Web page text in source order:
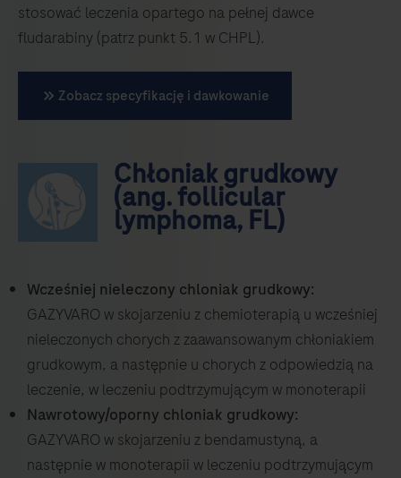
stosować leczenia opartego na pełnej dawce
fludarabiny (patrz punkt 5.1 w CHPL).
Zobacz specyfikację i dawkowanie
Chłoniak grudkowy
(ang. follicular
lymphoma, FL)
Wcześniej nieleczony chloniak grudkowy:
GAZYVARO w skojarzeniu z chemioterapią u wcześniej
nieleczonych chorych z zaawansowanym chłoniakiem
grudkowym, a następnie u chorych z odpowiedzią na
leczenie, w leczeniu podtrzymującym w monoterapii
Nawrotowy/oporny chloniak grudkowy:
GAZYVARO w skojarzeniu z bendamustyną, a
następnie w monoterapii w leczeniu podtrzymującym